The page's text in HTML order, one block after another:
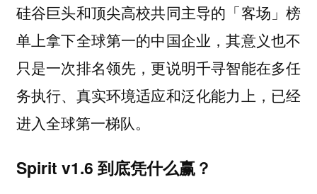
硅谷巨头和顶尖高校共同主导的「客场」榜
单上拿下全球第一的中国企业，其意义也不
只是一次排名领先，更说明千寻智能在多任
务执行、真实环境适应和泛化能力上，已经
进入全球第一梯队。
Spirit v1.6 到底凭什么赢？